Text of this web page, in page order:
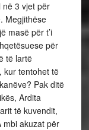
3 vjet për
Megjithëse
masë për t’i
për
të lartë
kur tentohet të
Pak ditë
Ardita
të kuvendit,
mbi akuzat për